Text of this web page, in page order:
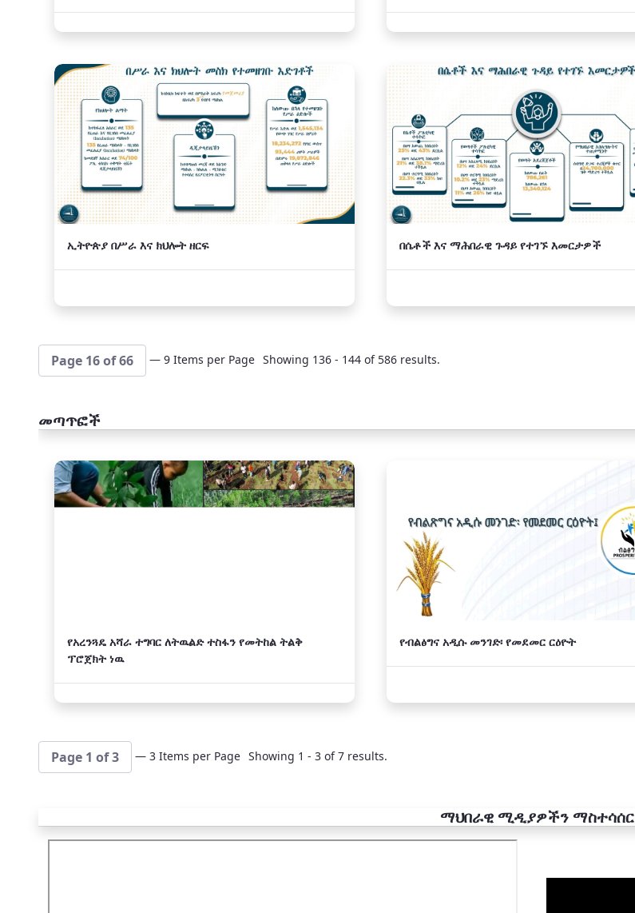
ኢትዮጵያ በሥራ እና ክህሎት ዘርፍ በሴቶች እና ማሕበራዊ ጉዳይ የተገኙ እመርታዎች
Page 16 of 66 — 9 Items per Page Showing 136 - 144 of 586 results.
መጣጥፎች
አዲስ
የአረንጓዴ አሻራ ተግባር ለትዉልድ ተስፋን የመትከል ትልቅ
ፕሮጀክት ነዉ
የብልፅግና አዲሱ መንገድ፡ የመደመር ርዕዮት
Page 1 of 3 — 3 Items per Page Showing 1 - 3 of 7 results.
ማህበራዊ ሚዲያዎችን ማስተሳሰር